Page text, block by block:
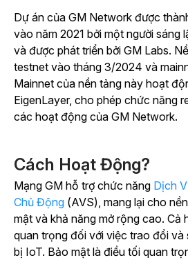
Dự án của GM Network được
vào năm 2021 bởi một người sáng
và được phát triển bởi GM Labs.
testnet vào tháng 3/2024 và
Mainnet của nền tảng này hoạt
EigenLayer, cho phép chức năng
các hoạt động của GM Network.
Cách Hoạt Động?
Mạng GM hỗ trợ chức năng Dịch
Chủ Động (AVS), mang lại cho
mật và khả năng mở rộng cao. Cả
quan trọng đối với việc trao đổi và
bị IoT. Bảo mật là điều tối quan